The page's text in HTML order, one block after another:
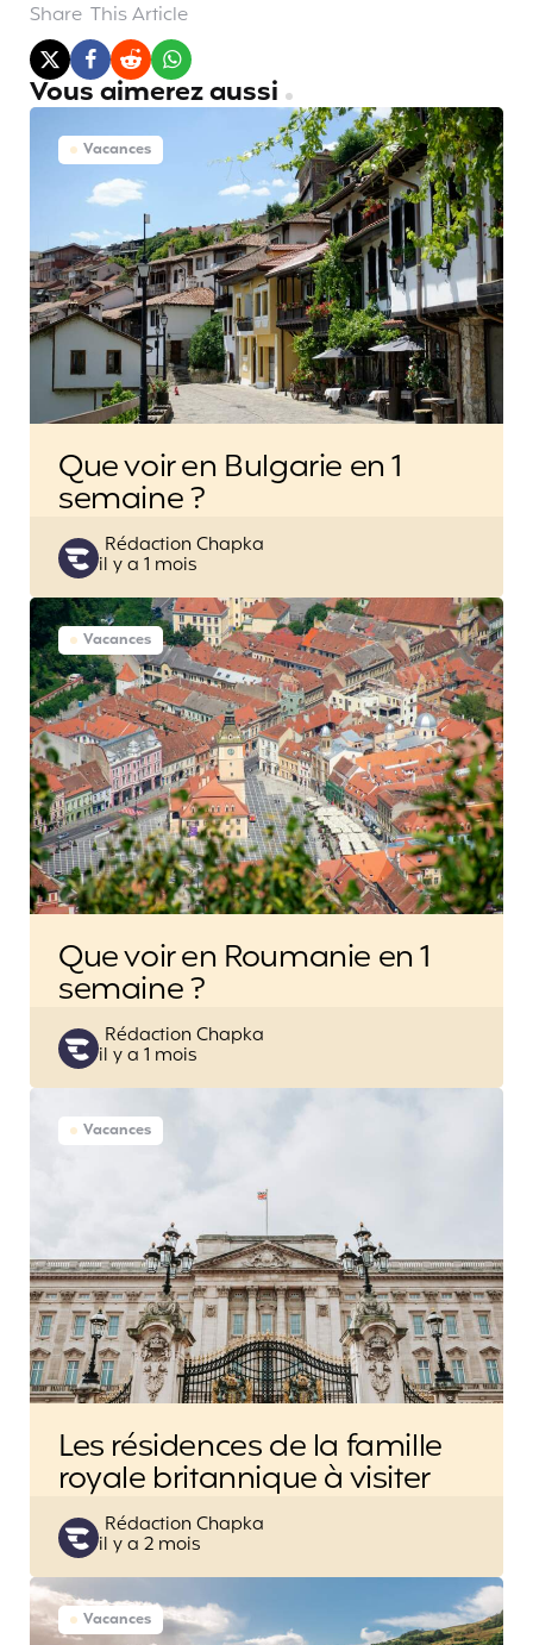
Share This Article
Vous aimerez aussi
Vacances
Que voir en Bulgarie en 1
semaine ?
Posted
by
Rédaction Chapka
il y a 1 mois
Vacances
Que voir en Roumanie en 1
semaine ?
Posted
by
Rédaction Chapka
il y a 1 mois
Vacances
Les résidences de la famille
royale britannique à visiter
Posted
by
Rédaction Chapka
il y a 2 mois
Vacances